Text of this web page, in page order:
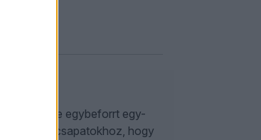
és a neve egybeforrt egy-
igazolnak csapatokhoz, hogy